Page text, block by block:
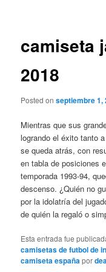
camiseta
2018
Posted onseptiembre 1,
Mientras que sus
logrando el éxito tanto
se queda atrás, con
en tabla de posiciones
temporada 1993-94,
descenso. ¿Quién no
por la idolatría del
de quién la regaló o
Esta entrada fue
camisetas de futbol de
camiseta españapor